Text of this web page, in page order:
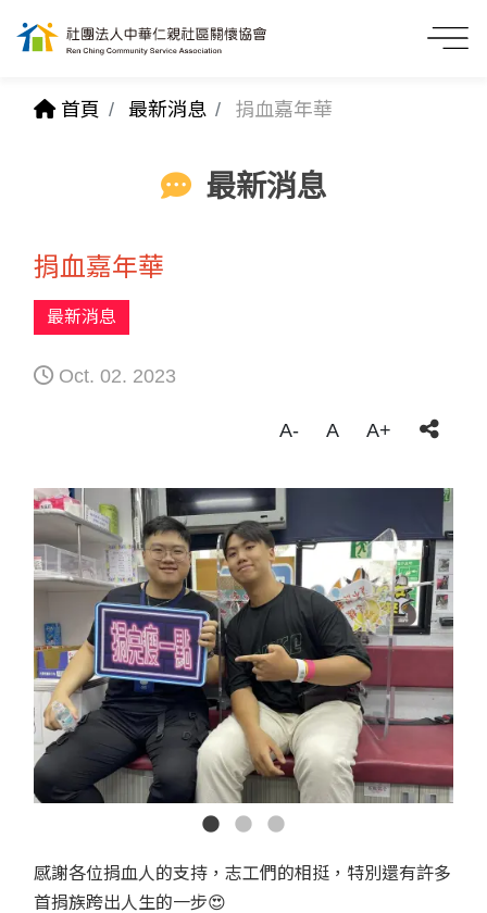
首頁 最新消息 捐血嘉年華
最新消息
捐血嘉年華
最新消息
Oct. 02. 2023
A- A A+
感謝各位捐血人的支持，志工們的相挺，特別還有許多
首捐族跨出人生的一步😍